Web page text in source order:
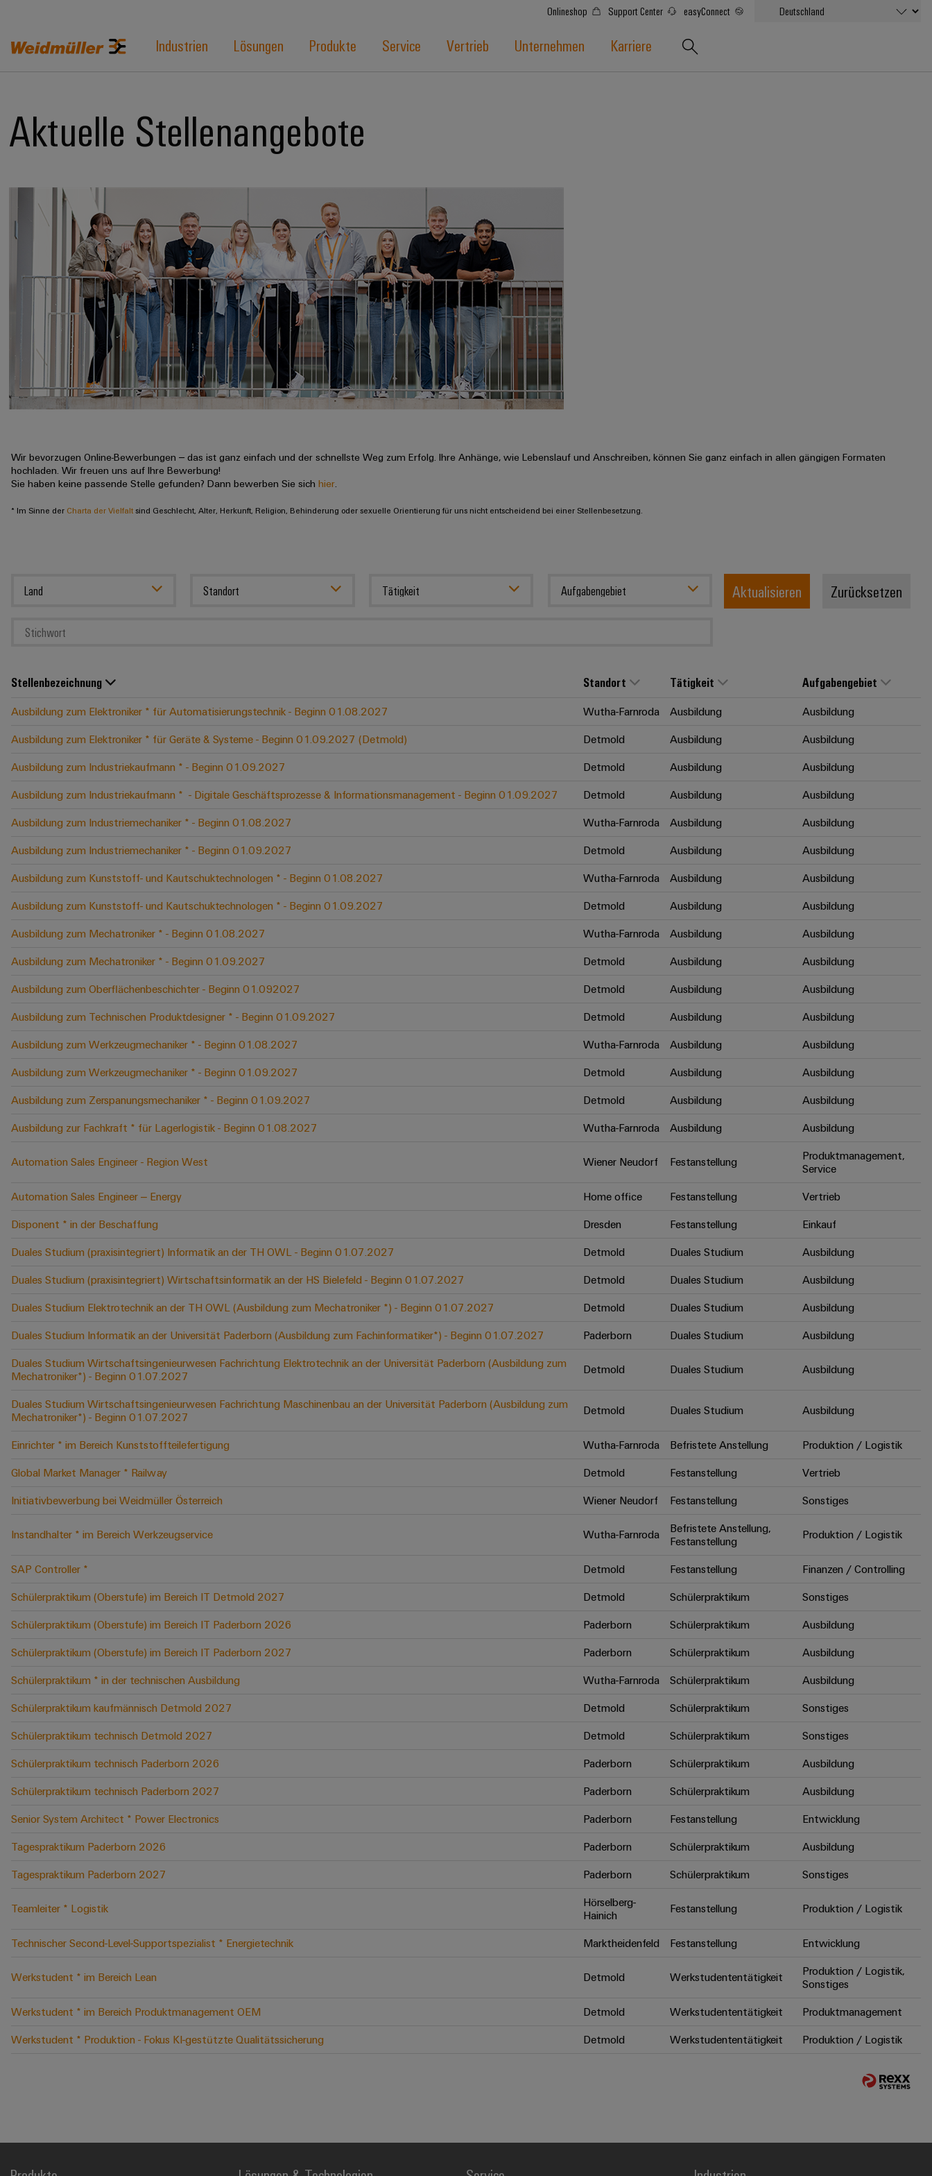
Onlineshop Support Center easyConnect
Industrien Lösungen Produkte Service Vertrieb Unternehmen Karriere
Aktuelle Stellenangebote
Wir bevorzugen Online-Bewerbungen – das ist ganz einfach und der schnellste Weg zum Erfolg. Ihre Anhänge, wie Lebenslauf und Anschreiben, können Sie ganz einfach in allen gängigen Formaten
hochladen. Wir freuen uns auf Ihre Bewerbung!
Sie haben keine passende Stelle gefunden? Dann bewerben Sie sich hier
* Im Sinne der Charta der Vielfalt sind Geschlecht, Alter, Herkunft, Religion, Behinderung oder sexuelle Orientierung für uns nicht entscheidend bei einer Stellenbesetzung.
Land Standort Tätigkeit Aufgabengebiet Zurücksetzen
Aktualisieren
Stellenbezeichnung Standort Tätigkeit Aufgabengebiet
Ausbildung zum Elektroniker * für Automatisierungstechnik - Beginn 01.08.2027 Wutha-Farnroda Ausbildung
Ausbildung
Ausbildung zum Elektroniker * für Geräte & Systeme - Beginn 01.09.2027 (Detmold)
Detmold Ausbildung
Ausbildung
Ausbildung zum Industriekaufmann * - Beginn 01.09.2027
Detmold Ausbildung
Ausbildung
Ausbildung zum Industriekaufmann * ​ - Digitale Geschäftsprozesse & Informationsmanagement - Beginn 01.09.2027
Detmold Ausbildung
Ausbildung
Ausbildung zum Industriemechaniker * - Beginn 01.08.2027
Wutha-Farnroda Ausbildung
Ausbildung
Ausbildung zum Industriemechaniker * - Beginn 01.09.2027
Detmold Ausbildung
Ausbildung
Ausbildung zum Kunststoff- und Kautschuktechnologen * - Beginn 01.08.2027
Wutha-Farnroda Ausbildung
Ausbildung
Ausbildung zum Kunststoff- und Kautschuktechnologen * - Beginn 01.09.2027
Detmold Ausbildung
Ausbildung
Ausbildung zum Mechatroniker * - Beginn 01.08.2027
Wutha-Farnroda Ausbildung
Ausbildung
Ausbildung zum Mechatroniker * - Beginn 01.09.2027
Detmold Ausbildung
Ausbildung
Ausbildung zum Oberflächenbeschichter - Beginn 01.092027
Detmold Ausbildung
Ausbildung
Ausbildung zum Technischen Produktdesigner * - Beginn 01.09.2027
Detmold Ausbildung
Ausbildung
Ausbildung zum Werkzeugmechaniker * - Beginn 01.08.2027
Wutha-Farnroda Ausbildung
Ausbildung
Ausbildung zum Werkzeugmechaniker * - Beginn 01.09.2027
Detmold Ausbildung
Ausbildung
Ausbildung zum Zerspanungsmechaniker * - Beginn 01.09.2027
Detmold Ausbildung
Ausbildung
Ausbildung zur Fachkraft * für Lagerlogistik - Beginn 01.08.2027
Wutha-Farnroda Ausbildung Ausbildung
Automation Sales Engineer - Region West Wiener Neudorf Festanstellung
Produktmanagement,
Service
Automation Sales Engineer – Energy
Home office Festanstellung
Vertrieb
Disponent * in der Beschaffung
Dresden Festanstellung
Einkauf
Duales Studium (praxisintegriert) Informatik an der TH OWL - Beginn 01.07.2027
Detmold Duales Studium
Ausbildung
Duales Studium (praxisintegriert) Wirtschaftsinformatik an der HS Bielefeld - Beginn 01.07.2027
Detmold Duales Studium
Ausbildung
Duales Studium Elektrotechnik an der TH OWL (Ausbildung zum Mechatroniker *) - Beginn 01.07.2027
Detmold Duales Studium
Ausbildung
Duales Studium Informatik an der Universität Paderborn (Ausbildung zum Fachinformatiker*) - Beginn 01.07.2027
Paderborn Duales Studium
Ausbildung
Duales Studium Wirtschaftsingenieurwesen Fachrichtung Elektrotechnik an der Universität Paderborn (Ausbildung zum
Mechatroniker*) - Beginn 01.07.2027
Detmold Duales Studium Ausbildung
Duales Studium Wirtschaftsingenieurwesen Fachrichtung Maschinenbau an der Universität Paderborn (Ausbildung zum
Mechatroniker*) - Beginn 01.07.2027
Detmold Duales Studium Ausbildung
Einrichter * im Bereich Kunststoffteilefertigung Wutha-Farnroda Befristete Anstellung
Produktion / Logistik
Global Market Manager * Railway
Detmold Festanstellung
Vertrieb
Initiativbewerbung bei Weidmüller Österreich
Wiener Neudorf Festanstellung Sonstiges
Instandhalter * im Bereich Werkzeugservice Wutha-Farnroda
Befristete Anstellung,
Festanstellung
Produktion / Logistik
SAP Controller * Detmold Festanstellung
Finanzen / Controlling
Schülerpraktikum (Oberstufe) im Bereich IT Detmold 2027
Detmold Schülerpraktikum
Sonstiges
Schülerpraktikum (Oberstufe) im Bereich IT Paderborn 2026
Paderborn Schülerpraktikum
Ausbildung
Schülerpraktikum (Oberstufe) im Bereich IT Paderborn 2027
Paderborn Schülerpraktikum
Ausbildung
Schülerpraktikum * in der technischen Ausbildung
Wutha-Farnroda Schülerpraktikum
Ausbildung
Schülerpraktikum kaufmännisch Detmold 2027
Detmold Schülerpraktikum
Sonstiges
Schülerpraktikum technisch Detmold 2027
Detmold Schülerpraktikum
Sonstiges
Schülerpraktikum technisch Paderborn 2026
Paderborn Schülerpraktikum
Ausbildung
Schülerpraktikum technisch Paderborn 2027
Paderborn Schülerpraktikum
Ausbildung
Senior System Architect * Power Electronics
Paderborn Festanstellung
Entwicklung
Tagespraktikum Paderborn 2026
Paderborn Schülerpraktikum
Ausbildung
Tagespraktikum Paderborn 2027
Paderborn Schülerpraktikum Sonstiges
Teamleiter * Logistik
Hörselberg-
Hainich
Festanstellung Produktion / Logistik
Technischer Second-Level-Supportspezialist * Energietechnik Marktheidenfeld Festanstellung Entwicklung
Werkstudent * im Bereich Lean Detmold Werkstudententätigkeit
Produktion / Logistik,
Sonstiges
Werkstudent * im Bereich Produktmanagement OEM
Detmold Werkstudententätigkeit
Produktmanagement
Werkstudent * Produktion - Fokus KI-gestützte Qualitätssicherung
Detmold Werkstudententätigkeit Produktion / Logistik